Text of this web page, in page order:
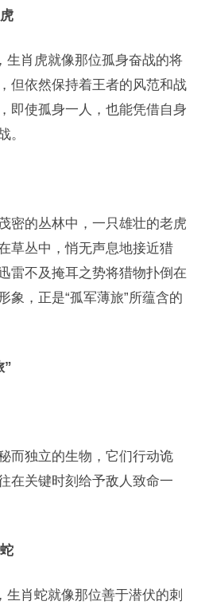
生肖虎就像那位孤身奋战的将
但依然保持着王者的风范和战
即使孤身一人，也能凭借自身
。
密的丛林中，一只雄壮的老虎
草丛中，悄无声息地接近猎
雷不及掩耳之势将猎物扑倒在
象，正是“孤军薄旅”所蕴含的
”
而独立的生物，它们行动诡
在关键时刻给予敌人致命一
生肖蛇就像那位善于潜伏的刺